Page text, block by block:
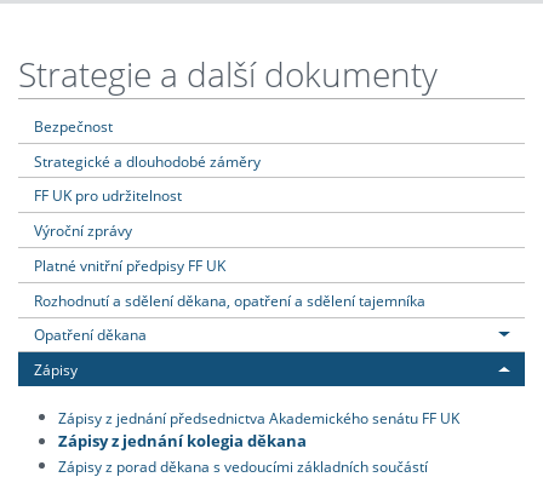
Strategie a další dokumenty
Bezpečnost
Strategické a dlouhodobé záměry
FF UK pro udržitelnost
Výroční zprávy
Platné vnitřní předpisy FF UK
Rozhodnutí a sdělení děkana, opatření a sdělení tajemníka
Opatření děkana
Zápisy
Zápisy z jednání předsednictva Akademického senátu FF UK
Zápisy z jednání kolegia děkana
Zápisy z porad děkana s vedoucími základních součástí